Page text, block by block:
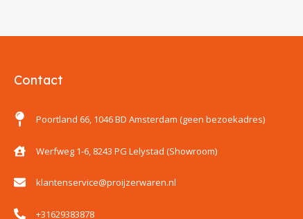
Contact
Poortland 66, 1046 BD Amsterdam (geen bezoekadres)
Werfweg 1-6, 8243 PG Lelystad (Showroom)
klantenservice@proijzerwaren.nl
+31629383878